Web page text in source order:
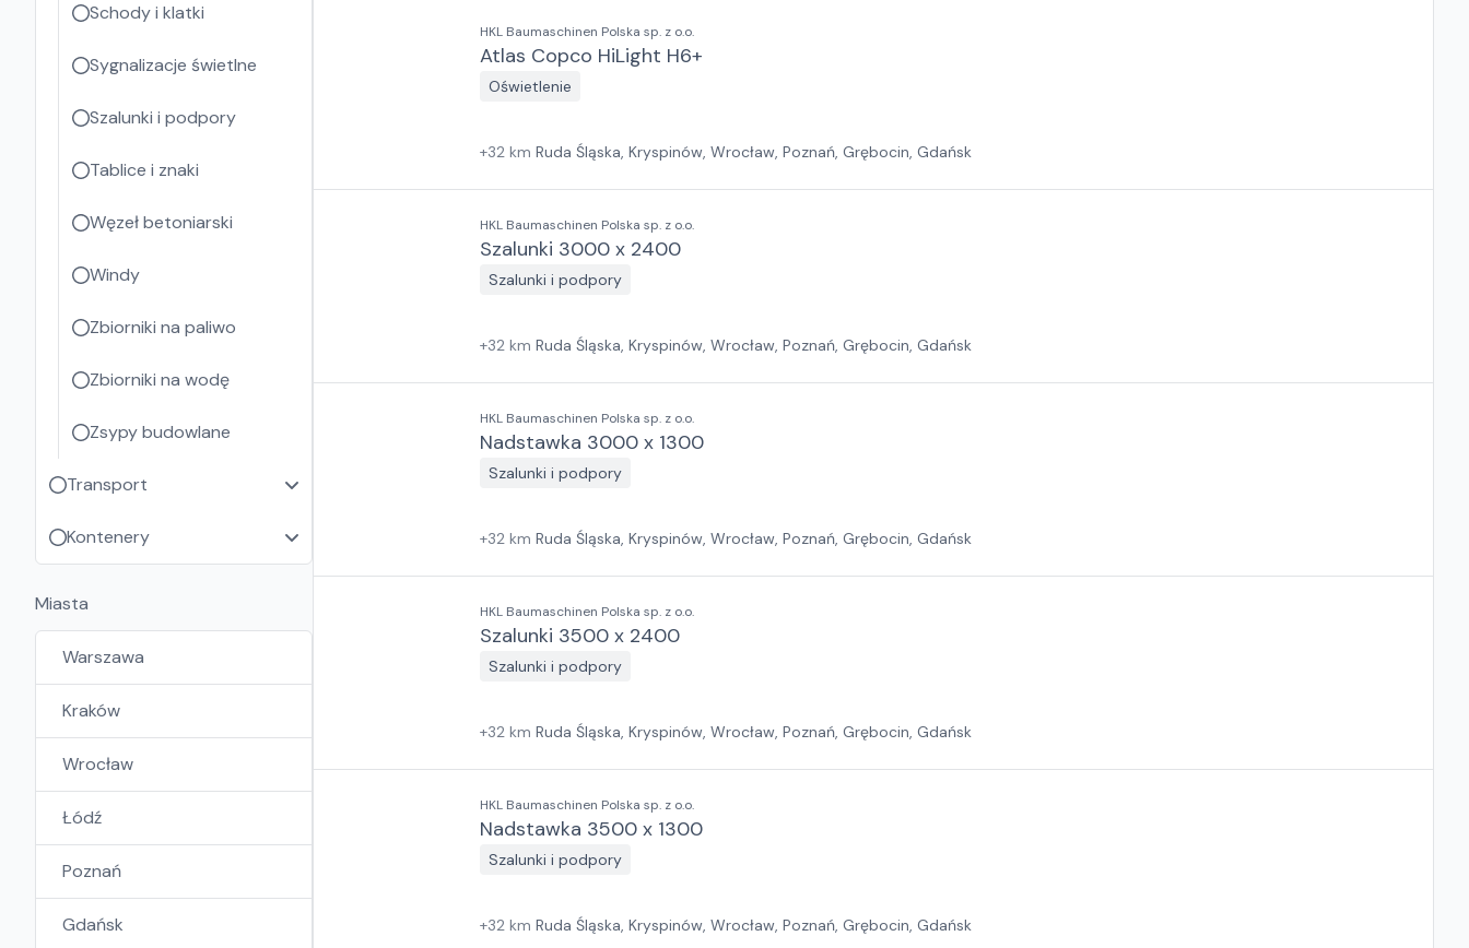
HKL Baumaschinen Polska sp. z o.o.
Atlas Copco HiLight H6+
Oświetlenie
+32 km Ruda Śląska, Kryspinów, Wrocław, Poznań, Grębocin, Gdańsk
HKL Baumaschinen Polska sp. z o.o.
Szalunki 3000 x 2400
Szalunki i podpory
+32 km Ruda Śląska, Kryspinów, Wrocław, Poznań, Grębocin, Gdańsk
HKL Baumaschinen Polska sp. z o.o.
Nadstawka 3000 x 1300
Szalunki i podpory
+32 km Ruda Śląska, Kryspinów, Wrocław, Poznań, Grębocin, Gdańsk
HKL Baumaschinen Polska sp. z o.o.
Szalunki 3500 x 2400
Szalunki i podpory
+32 km Ruda Śląska, Kryspinów, Wrocław, Poznań, Grębocin, Gdańsk
HKL Baumaschinen Polska sp. z o.o.
Nadstawka 3500 x 1300
Szalunki i podpory
+32 km Ruda Śląska, Kryspinów, Wrocław, Poznań, Grębocin, Gdańsk
Schody i klatki
Sygnalizacje świetlne
Szalunki i podpory
Tablice i znaki
Węzeł betoniarski
Windy
Zbiorniki na paliwo
Zbiorniki na wodę
Zsypy budowlane
Transport
Kontenery
Miasta
Warszawa
Kraków
Wrocław
Łódź
Poznań
Gdańsk